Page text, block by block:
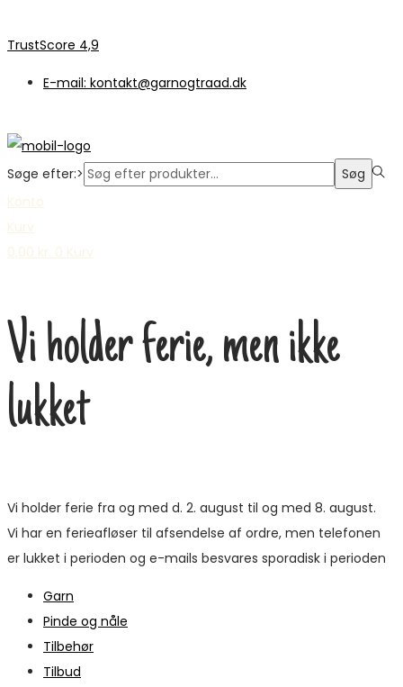
TrustScore 4,9
E-mail: kontakt@garnogtraad.dk
Søge efter:>
Søg
Konto
Kurv
0,00 kr. 0 Kurv
Vi holder ferie, men ikke
lukket
Vi holder ferie fra og med d. 2. august til og med 8. august.
Vi har en ferieafløser til afsendelse af ordre, men telefonen
er lukket i perioden og e-mails besvares sporadisk i perioden
Garn
Pinde og nåle
Tilbehør
Tilbud